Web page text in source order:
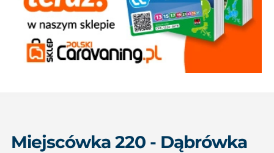
Miejscówka 220 - Dąbrówka